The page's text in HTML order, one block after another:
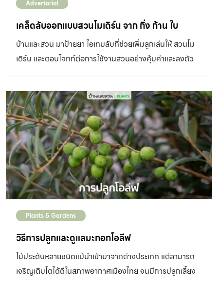
Advertorial
เคล็ดลับออกแบบสวนโมเดิร์น จาก กิ่ง ก้าน ใบ
บ้านและสวน มาป้ายยา ไอเทมลับที่ช่วยเพิ่มลูกเล่นให้ สวนโม
เดิร์น และตอบโจทก์ต่อการใช้งานสวนอย่างคุ้มค่าและลงตัว
Plants & Gardens
วิธีการปลูกและดูแลมะกอกโอลีฟ
ไม้ประดับหลายชนิดแม้นําเข้ามาจากต่างประเทศ แต่สามารถ
เจริญเติบโตได้ดีในสภาพอากาศเมืองไทย จนมีการปลูกเลี้ยง